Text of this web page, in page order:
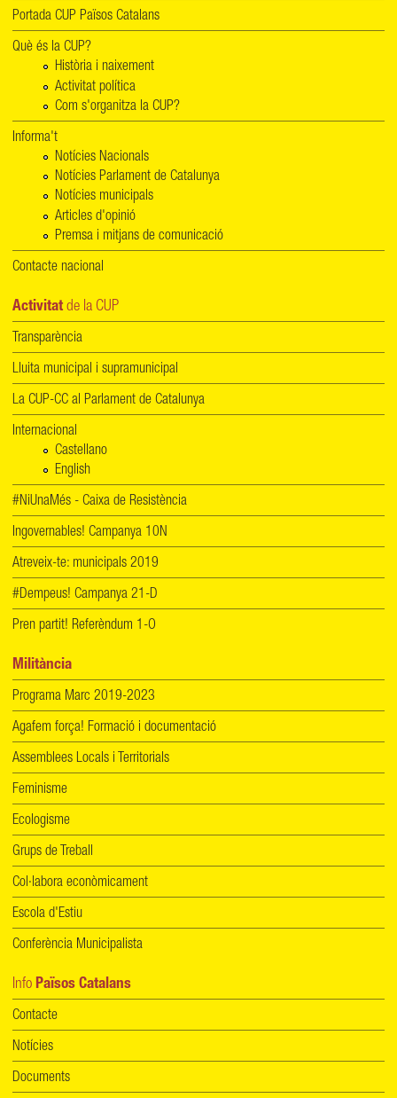
Portada CUP Països Catalans
Què és la CUP?
Història i naixement
Activitat política
Com s'organitza la CUP?
Informa't
Notícies Nacionals
Notícies Parlament de Catalunya
Notícies municipals
Articles d'opinió
Premsa i mitjans de comunicació
Contacte nacional
Activitat de la CUP
Transparència
Lluita municipal i supramunicipal
La CUP-CC al Parlament de Catalunya
Internacional
Castellano
English
#NiUnaMés - Caixa de Resistència
Ingovernables! Campanya 10N
Atreveix-te: municipals 2019
#Dempeus! Campanya 21-D
Pren partit! Referèndum 1-O
Militància
Programa Marc 2019-2023
Agafem força! Formació i documentació
Assemblees Locals i Territorials
Feminisme
Ecologisme
Grups de Treball
Col·labora econòmicament
Escola d'Estiu
Conferència Municipalista
Info Països Catalans
Contacte
Notícies
Documents